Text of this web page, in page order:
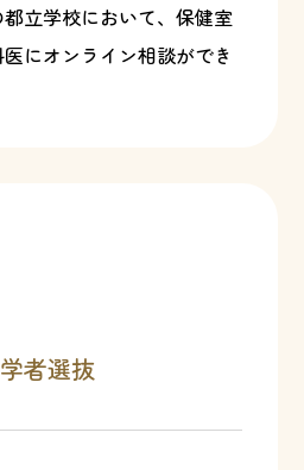
立学校において、保健室
にオンライン相談ができ
者選抜